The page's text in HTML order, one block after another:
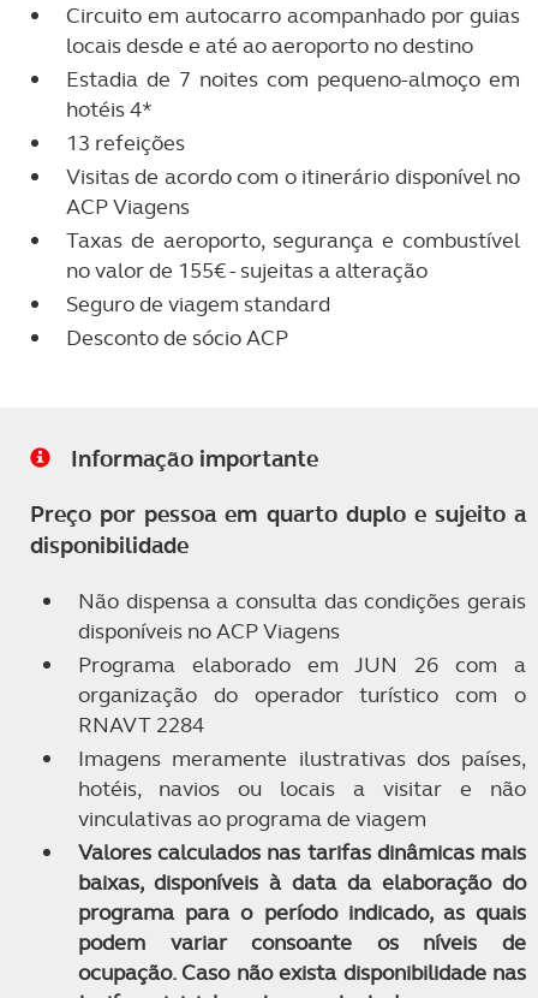
Circuito em autocarro acompanhado por guias
locais desde e até ao aeroporto no destino
Estadia de 7 noites com pequeno-almoço em
hotéis 4*
13 refeições
Visitas de acordo com o itinerário disponível no
ACP Viagens
Taxas de aeroporto, segurança e combustível
no valor de 155€ - sujeitas a alteração
Seguro de viagem standard
Desconto de sócio ACP
Informação importante
Preço por pessoa em quarto duplo e sujeito a
disponibilidade
Não dispensa a consulta das condições gerais
disponíveis no ACP Viagens
Programa elaborado em JUN 26 com a
organização do operador turístico com o
RNAVT 2284
Imagens meramente ilustrativas dos países,
hotéis, navios ou locais a visitar e não
vinculativas ao programa de viagem
Valores calculados nas tarifas dinâmicas mais
baixas, disponíveis à data da elaboração do
programa para o período indicado, as quais
podem variar consoante os níveis de
ocupação. Caso não exista disponibilidade nas